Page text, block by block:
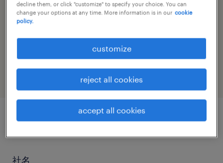
job category
other
社名
decline them, or click "customize" to specify your choice. You can
change your options at any time. More information is in our cookie
policy.
customize
reject all cookies
accept all cookies